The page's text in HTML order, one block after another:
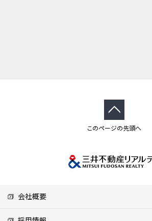
このページの先頭へ
会社概要